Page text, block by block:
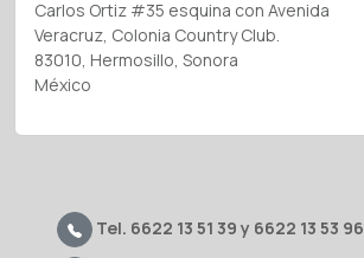
Carlos Ortiz #35 esquina con Avenida
Veracruz, Colonia Country Club.
83010, Hermosillo, Sonora
México
Tel. 6622 13 51 39 y 6622 13 53 96